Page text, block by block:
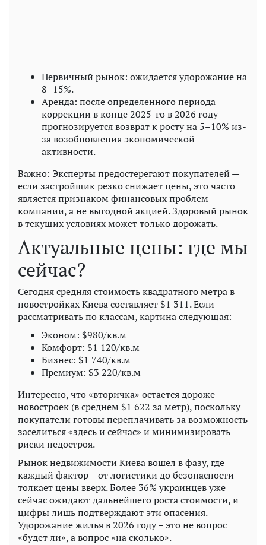
Первичный рынок: ожидается удорожание на
8–15%.
Аренда: после определенного периода
коррекции в конце 2025-го в 2026 году
прогнозируется возврат к росту на 5–10% из-
за возобновления экономической
активности.
Важно: Эксперты предостерегают покупателей —
если застройщик резко снижает цены, это часто
является признаком финансовых проблем
компании, а не выгодной акцией. Здоровый рынок
в текущих условиях может только дорожать.
Актуальные цены: где мы
сейчас?
Сегодня средняя стоимость квадратного метра в
новостройках Киева составляет $1 311. Если
рассматривать по классам, картина следующая:
Эконом: $980/кв.м
Комфорт: $1 120/кв.м
Бизнес: $1 740/кв.м
Премиум: $3 220/кв.м
Интересно, что «вторичка» остается дороже
новостроек (в среднем $1 622 за метр), поскольку
покупатели готовы переплачивать за возможность
заселиться «здесь и сейчас» и минимизировать
риски недостроя.
Рынок недвижимости Киева вошел в фазу, где
каждый фактор – от логистики до безопасности –
толкает цены вверх. Более 36% украинцев уже
сейчас ожидают дальнейшего роста стоимости, и
цифры лишь подтверждают эти опасения.
Удорожание жилья в 2026 году – это не вопрос
«будет ли», а вопрос «на сколько».